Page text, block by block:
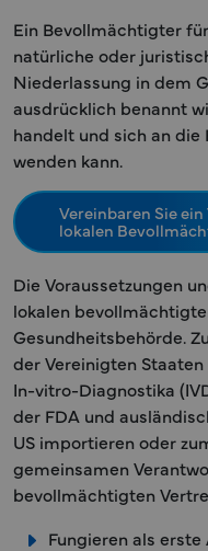
Ein Bevollmächtigter
natürliche oder
Niederlassung in dem
ausdrücklich benannt
handelt und sich an die
wenden kann.
Vereinbaren Sie
lokalen
Die Voraussetzungen
lokalen
Gesundheitsbehörde.
der Vereinigten
In-vitro-Diagnostika
der FDA und
US importieren oder
gemeinsamen
bevollmächtigten
Fungieren als